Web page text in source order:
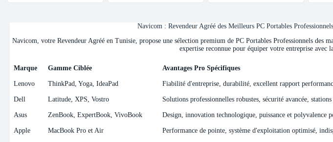
Navicom : Revendeur Agréé des Meilleurs PC Portables
Navicom, votre Revendeur Agréé en Tunisie, propose une sélection premium de PC Portables Professionnels des
expertise reconnue pour équiper votre entreprise avec
Marque Gamme Ciblée Avantages Pro Spécifiques
Marque
Gamme Ciblée Avantages Pro Spécifiques
Lenovo ThinkPad, Yoga, IdeaPad Fiabilité d'entreprise, durabilité, excellent rapport
Dell Latitude, XPS, Vostro Solutions professionnelles robustes, sécurité avancée,
Asus ZenBook, ExpertBook, VivoBook Design, innovation technologique, puissance et polyvalence
Apple MacBook Pro et Air Performance de pointe, système d'exploitation optimisé,